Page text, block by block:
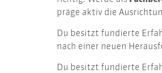
präge aktiv die
Du besitzt fundierte
nach einer neuen
Du besitzt fundierte